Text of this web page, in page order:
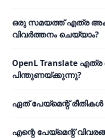
ഒരു സമയത്ത് എത്ര
വിവർത്തനം ചെയ്യാം?
OpenL Translate
പിന്തുണയ്ക്കുന്നു?
ഏത് പേയ്മെന്റ്
എന്റെ പേയ്മെന്റ്